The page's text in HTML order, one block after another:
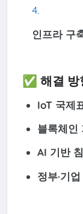
인프라 구
✅ 해결 방
IoT 국제
블록체인
AI 기반
정부·기